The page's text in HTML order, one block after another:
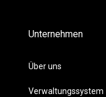
Unternehmen
Über uns
Verwaltungssystem